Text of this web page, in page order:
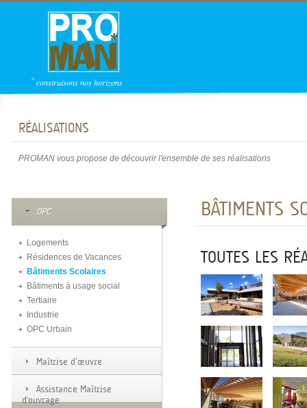
* construisons nos horizons
RÉALISATIONS
PROMAN vous propose de découvrir l'ensemble de ses réalisations
OPC
Logements
Résidences de Vacances
Bâtiments Scolaires
Bâtiments à usage social
Tertiaire
Industrie
OPC Urbain
Maîtrise d’œuvre
Assistance Maîtrise
d'ouvrage
BÂTIMENTS
TOUTES LES